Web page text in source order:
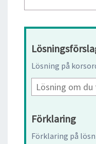
Lösning på
Förklaring
Förklaring på